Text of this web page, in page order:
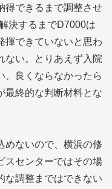
得できるまで調整させ
決するまでD7000は
揮できていないと思わ
ない。とりあえず入院
、良くならなかったら
最終的な判断材料とな
めないので、横浜の修
スセンターではその場
な調整まではできない